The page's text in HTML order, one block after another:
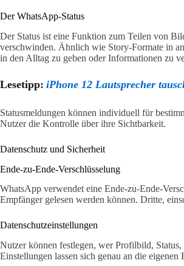
Der WhatsApp-Status
Der Status ist eine Funktion zum Teilen von
verschwinden. Ähnlich wie Story-Formate in
in den Alltag zu geben oder Informationen zu
Lesetipp: iPhone 12 Lautsprecher
Statusmeldungen können individuell für
Nutzer die Kontrolle über ihre Sichtbarkeit.
Datenschutz und Sicherheit
Ende-zu-Ende-Verschlüsselung
WhatsApp verwendet eine Ende-zu-Ende-
Empfänger gelesen werden können. Dritte,
Datenschutzeinstellungen
Nutzer können festlegen, wer Profilbild,
Einstellungen lassen sich genau an die eigenen